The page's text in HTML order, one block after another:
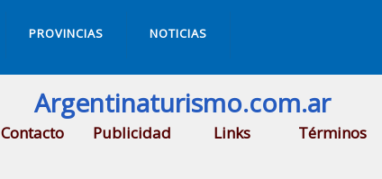
PROVINCIAS NOTICIAS
Argentinaturismo.com.ar
Contacto Publicidad Links Términos